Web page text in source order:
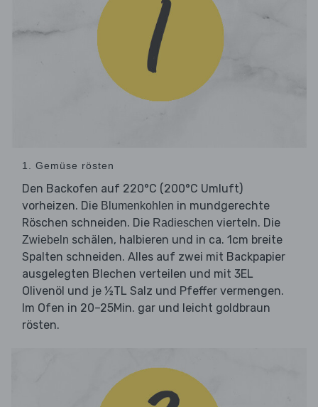
1. Gemüse rösten
Den Backofen auf 220°C (200°C Umluft)
vorheizen. Die Blumenkohlen in mundgerechte
Röschen schneiden. Die Radieschen vierteln. Die
Zwiebeln schälen, halbieren und in ca. 1cm breite
Spalten schneiden. Alles auf zwei mit Backpapier
ausgelegten Blechen verteilen und mit 3EL
Olivenöl und je ½TL Salz und Pfeffer vermengen.
Im Ofen in 20–25Min. gar und leicht goldbraun
rösten.